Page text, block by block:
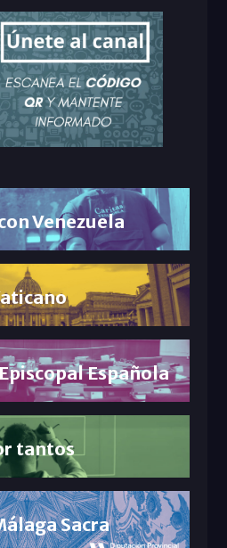
Venezuela
Española
tantos
Sacra